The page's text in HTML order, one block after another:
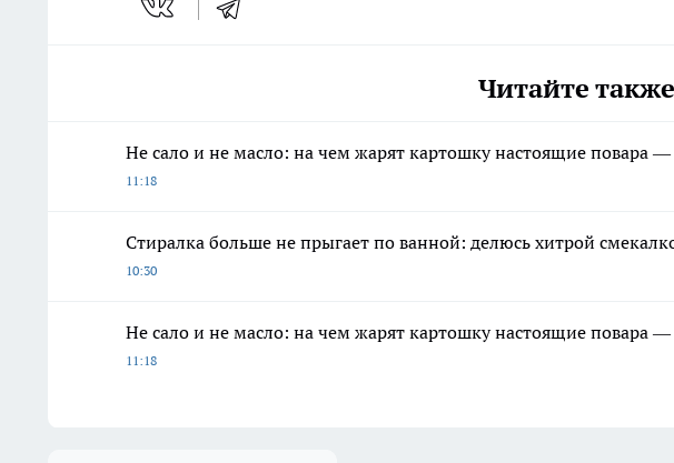
Читайте
Не сало и не масло: на чем жарят картошку настоящие повара —
11:18
Стиралка больше не прыгает по ванной: делюсь хитрой
10:30
Не сало и не масло: на чем жарят картошку настоящие повара —
11:18